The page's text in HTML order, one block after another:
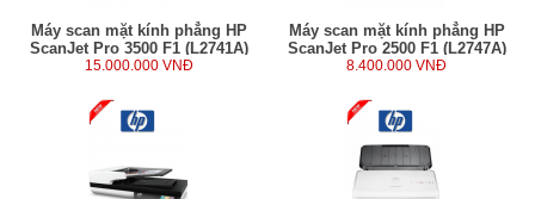
Máy scan mặt kính phẳng HP
ScanJet Pro 3500 F1 (L2741A)
15.000.000 VNĐ
Máy scan mặt kính phẳng HP
ScanJet Pro 2500 F1 (L2747A)
8.400.000 VNĐ